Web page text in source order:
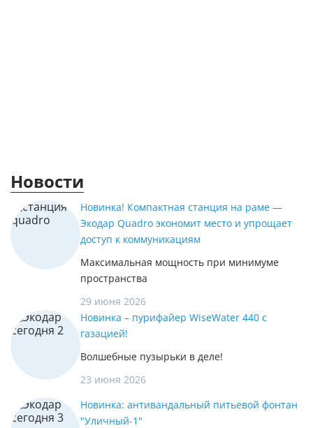
Новости
Новинка! Компактная станция на раме —
Экодар Quadro экономит место и упрощает
доступ к коммуникациям
Максимальная мощность при минимуме
пространства
29 июня 2026
Новинка – пурифайер WiseWater 440 с
газацией!
Волшебные пузырьки в деле!
23 июня 2026
Новинка: антивандальный питьевой фонтан
"Уличный-1"